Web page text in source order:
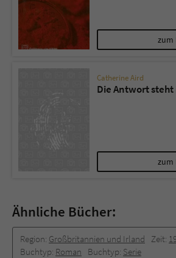
zum
Catherine Aird
Die Antwort
zum
Ähnliche Bücher:
Region: Großbritannien und Irland Zeit:
Buchtyp: Roman Buchtyp: Serie